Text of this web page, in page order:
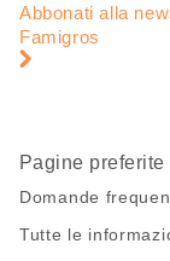
pagina
pagina
Abbonati alla
Famigros
Pagine preferite
Domande
Tutte le